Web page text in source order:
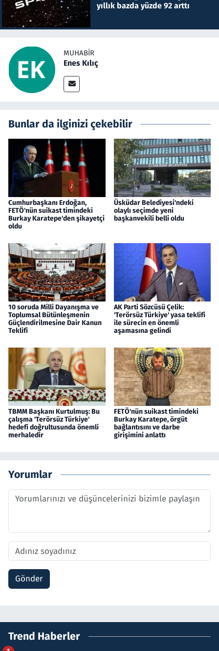
yıllık bazda yüzde 92 arttı
MUHABIR
Enes Kılıç
Bunlar da ilginizi çekebilir
Cumhurbaşkanı Erdoğan,
FETÖ'nün suikast timindeki
Burkay Karatepe'den şikayetçi
oldu
Üsküdar Belediyesi'ndeki
olaylı seçimde yeni
başkanvekili belli oldu
10 soruda Milli Dayanışma ve
Toplumsal Bütünleşmenin
Güçlendirilmesine Dair Kanun
Teklifi
AK Parti Sözcüsü Çelik:
'Terörsüz Türkiye' yasa teklifi
ile sürecin en önemli
aşamasına gelindi
TBMM Başkanı Kurtulmuş: Bu
çalışma 'Terörsüz Türkiye'
hedefi doğrultusunda önemli
merhaledir
FETÖ'nün suikast timindeki
Burkay Karatepe, örgüt
bağlantısını ve darbe
girişimini anlattı
Yorumlar
Gönder
Trend Haberler